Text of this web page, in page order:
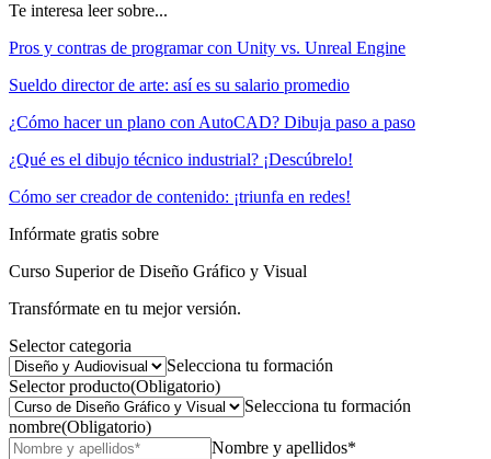
Te interesa leer sobre...
Pros y contras de programar con Unity vs. Unreal Engine
Sueldo director de arte: así es su salario promedio
¿Cómo hacer un plano con AutoCAD? Dibuja paso a paso
¿Qué es el dibujo técnico industrial? ¡Descúbrelo!
Cómo ser creador de contenido: ¡triunfa en redes!
Infórmate gratis sobre
Curso Superior de Diseño Gráfico y Visual
Transfórmate en tu mejor versión.
Selector categoria
Selecciona tu formación
Selector producto(Obligatorio)
Selecciona tu formación
nombre(Obligatorio)
Nombre y apellidos*